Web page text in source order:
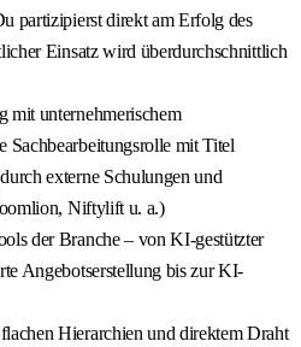
partizipierst direkt am Erfolg des
Einsatz wird überdurchschnittlich
mit unternehmerischem
Sachbearbeitungsrolle mit Titel
externe Schulungen und
Niftylift u. a.)
der Branche – von KI-gestützter
Angebotserstellung bis zur KI-
Hierarchien und direktem Draht